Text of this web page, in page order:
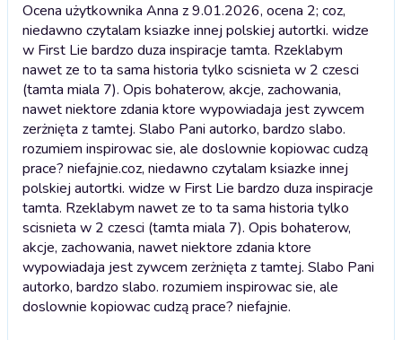
Ocena użytkownika Anna z 9.01.2026, ocena 2; coz,
niedawno czytalam ksiazke innej polskiej autortki. widze
w First Lie bardzo duza inspiracje tamta. Rzeklabym
nawet ze to ta sama historia tylko scisnieta w 2 czesci
(tamta miala 7). Opis bohaterow, akcje, zachowania,
nawet niektore zdania ktore wypowiadaja jest zywcem
zerżnięta z tamtej. Slabo Pani autorko, bardzo slabo.
rozumiem inspirowac sie, ale doslownie kopiowac cudzą
prace? niefajnie.coz, niedawno czytalam ksiazke innej
polskiej autortki. widze w First Lie bardzo duza inspiracje
tamta. Rzeklabym nawet ze to ta sama historia tylko
scisnieta w 2 czesci (tamta miala 7). Opis bohaterow,
akcje, zachowania, nawet niektore zdania ktore
wypowiadaja jest zywcem zerżnięta z tamtej. Slabo Pani
autorko, bardzo slabo. rozumiem inspirowac sie, ale
doslownie kopiowac cudzą prace? niefajnie.